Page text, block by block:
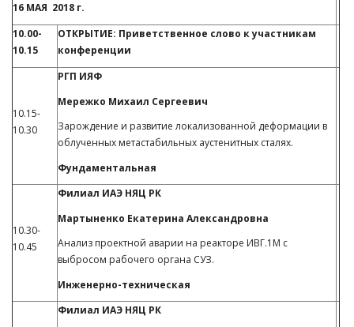
16 МАЯ 2018 г.
10.00-
10.15
ОТКРЫТИЕ: Приветственное слово к участникам
конференции
10.15-
10.30
РГП ИЯФ
Мережко Михаил Сергеевич
Зарождение и развитие локализованной деформации в
облученных метастабильных аустенитных сталях.
Фундаментальная
10.30-
10.45
Филиал ИАЭ НЯЦ РК
Мартыненко Екатерина Александровна
Анализ проектной аварии на реакторе ИВГ.1М с
выбросом рабочего органа СУЗ.
Инженерно-техническая
Филиал ИАЭ НЯЦ РК